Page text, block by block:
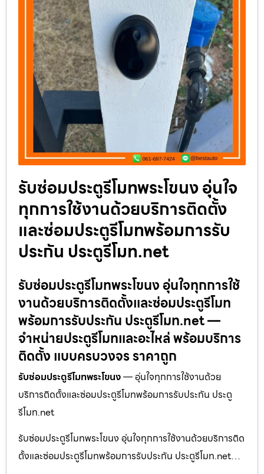
รับซ่อมประตูรีโมทพระโขนง อุ่นใจ
ทุกการใช้งานด้วยบริการติดตั้ง
และซ่อมประตูรีโมทพร้อมการรับ
ประกัน ประตูรีโมท.net
รับซ่อมประตูรีโมทพระโขนง อุ่นใจทุกการใช้
งานด้วยบริการติดตั้งและซ่อมประตูรีโมท
พร้อมการรับประกัน ประตูรีโมท.net —
จำหน่ายประตูรีโมทและอะไหล่ พร้อมบริการ
ติดตั้ง แบบครบวงจร ราคาถูก
รับซ่อมประตูรีโมทพระโขนง— อุ่นใจทุกการใช้งานด้วย
บริการติดตั้งและซ่อมประตูรีโมทพร้อมการรับประกัน ประตู
รีโมท.net
รับซ่อมประตูรีโมทพระโขนง อุ่นใจทุกการใช้งานด้วยบริการติด
ตั้งและซ่อมประตูรีโมทพร้อมการรับประกัน ประตูรีโมท.net…